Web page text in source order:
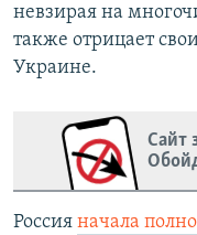
невзирая на
также отрицает
Украине.
Сайт
Россия начала